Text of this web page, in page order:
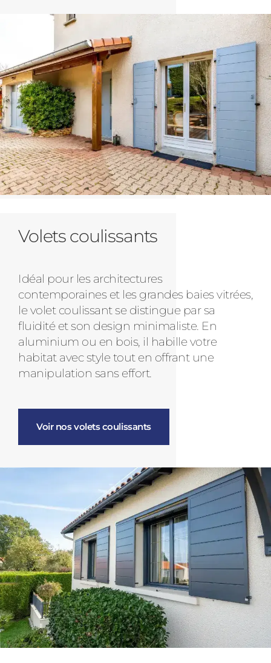
Volets coulissants
Idéal pour les architectures
contemporaines et les grandes baies vitrées,
le volet coulissant se distingue par sa
fluidité et son design minimaliste. En
aluminium ou en bois, il habille votre
habitat avec style tout en offrant une
manipulation sans effort.
Voir nos volets coulissants